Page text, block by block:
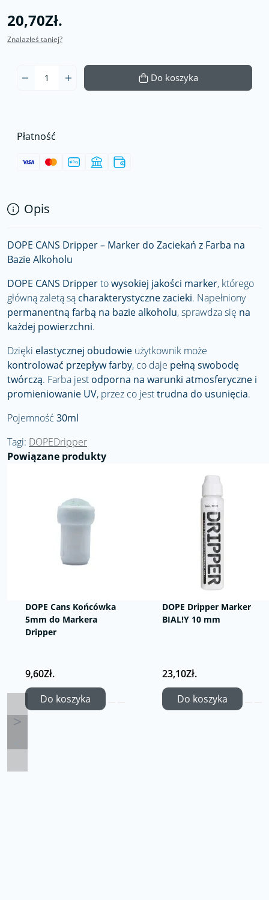
20,70Zł.
Znalazłeś taniej?
Do koszyka
Płatność
Opis
DOPE CANS Dripper – Marker do Zaciekań z Farba na
Bazie Alkoholu
DOPE CANS Drippertowysokiej jakości marker, którego
główną zaletą są charakterystyczne zacieki. Napełniony
permanentną farbą na bazie alkoholu, sprawdza się na
każdej powierzchni.
Dzięki elastycznej obudowie użytkownik może
kontrolować przepływ farby, co daje pełną swobodę
twórczą. Farba jest odporna na warunki atmosferyczne i
promieniowanie UV, przez co jesttrudna do usunięcia.
Pojemność 30ml
Tagi: DOPEDripper
Powiązane produkty
DOPE Cans Końcówka
5mm do Markera
Dripper
9,60Zł.
Do koszyka
DOPE Dripper Marker
BIAL!Y 10 mm
23,10Zł.
Do koszyka